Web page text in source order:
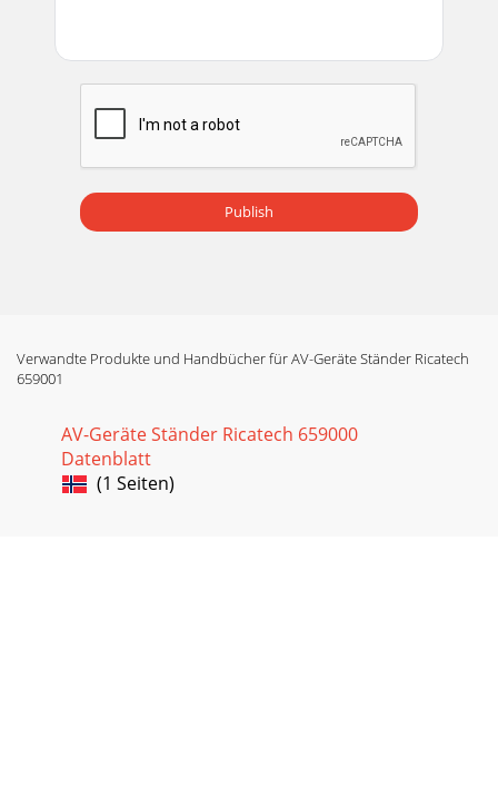
Publish
Verwandte Produkte und Handbücher für AV-Geräte Ständer Ricatech
659001
AV-Geräte Ständer Ricatech 659000
Datenblatt
(1 Seiten)